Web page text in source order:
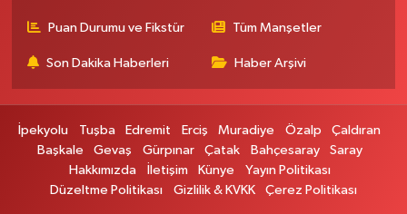
0 (432) 651 21 38 Yol Tarifi Al
Cumhuriyet Mahallesi, Atatürk Caddesi No:9 1A Çatak Van
0 (545) 563 70 63 Yol Tarifi Al
Puan Durumu ve Fikstür Tüm Manşetler
Son Dakika Haberleri Haber Arşivi
İpekyolu Tuşba Edremit Erciş Muradiye Özalp
Çaldıran
Başkale
Gevaş Gürpınar Çatak Bahçesaray
Saray
Hakkımızda
İletişim Künye
Yayın Politikası
Düzeltme Politikası
Gizlilik & KVKK Çerez Politikası